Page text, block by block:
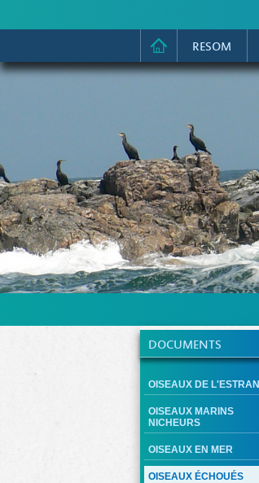
RESOM
DOCUMENTS
OISEAUX DE L'ESTRAN
OISEAUX MARINS
NICHEURS
OISEAUX EN MER
OISEAUX ÉCHOUÉS